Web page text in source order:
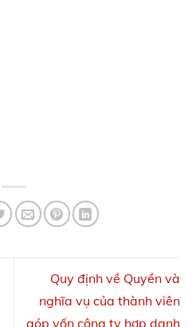
Quy định về Quyền và
nghĩa vụ của thành viên
góp vốn công ty hợp danh